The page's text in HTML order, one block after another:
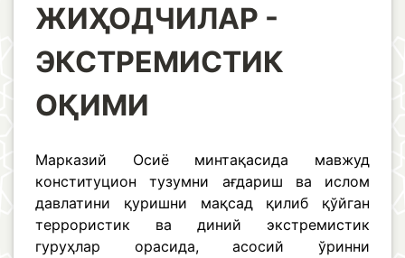
ЖИҲОДЧИЛАР -
ЭКСТРЕМИСТИК
ОҚИМИ
Марказий Осиё минтақасида мавжуд
конституцион тузумни ағдариш ва ислом
давлатини қуришни мақсад қилиб қўйган
террористик ва диний экстремистик
гуруҳлар орасида, асосий ўринни